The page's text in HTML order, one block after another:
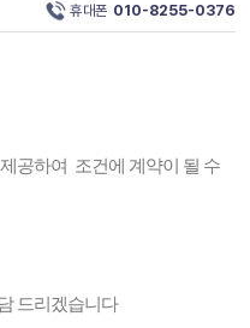
휴대폰 010-8255-0376
공하여 조건에 계약이 될 수
드리겠습니다